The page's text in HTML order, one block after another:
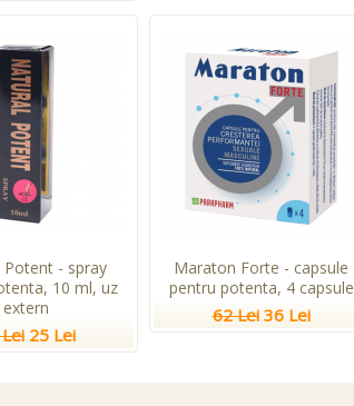
Potent - spray
10 ml, uz
extern
25 Lei
Maraton Forte - capsule
pentru potenta, 4 capsule
62 Lei 36 Lei